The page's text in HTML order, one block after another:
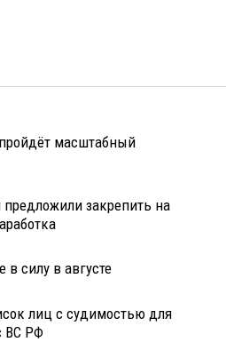
масштабный
закрепить на
силу в августе
лиц с судимостью для
ВС РФ